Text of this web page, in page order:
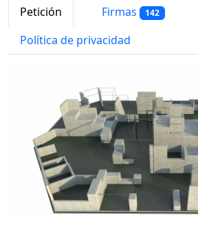
Petición Firmas 142
Política de privacidad